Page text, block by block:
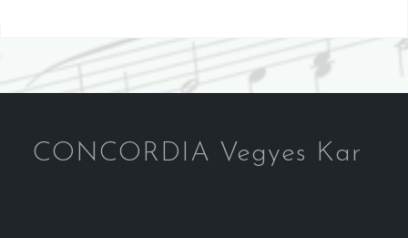
CONCORDIA Vegyes Kar